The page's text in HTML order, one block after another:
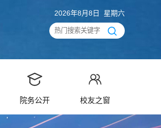
2026年8月8日 星期六
院务公开 校友之窗